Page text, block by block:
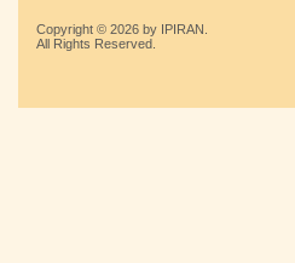
Copyright © 2026 by IPIRAN.
All Rights Reserved.